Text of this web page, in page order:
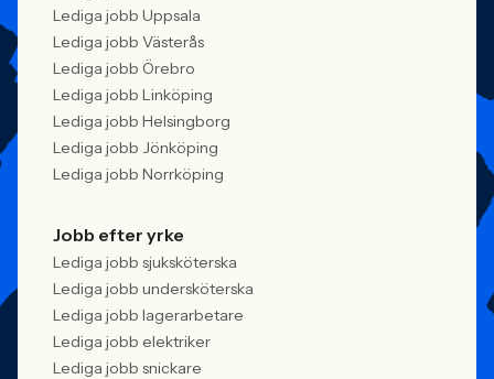
Lediga jobb Uppsala
Lediga jobb Västerås
Lediga jobb Örebro
Lediga jobb Linköping
Lediga jobb Helsingborg
Lediga jobb Jönköping
Lediga jobb Norrköping
Jobb efter yrke
Lediga jobb sjuksköterska
Lediga jobb undersköterska
Lediga jobb lagerarbetare
Lediga jobb elektriker
Lediga jobb snickare